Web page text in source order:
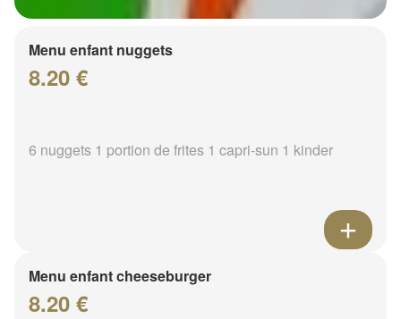
Menu enfant nuggets
8.20 €
6 nuggets 1 portion de frites 1 capri-sun 1 kinder
Menu enfant cheeseburger
8.20 €